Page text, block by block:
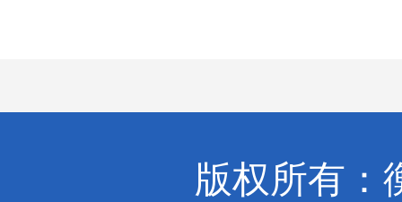
版权所有：